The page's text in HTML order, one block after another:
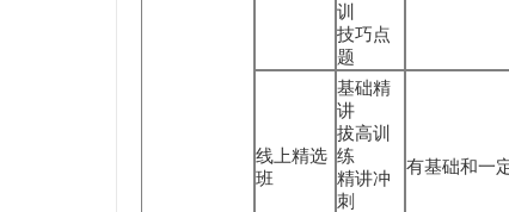
训
技巧点
题
线上精选
班
基础精
讲
拔高训
练
精讲冲
刺
有基础和一